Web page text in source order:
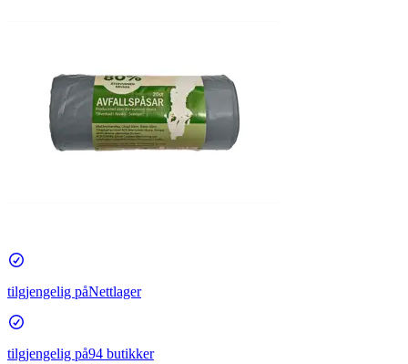
tilgjengelig påNettlager
tilgjengelig på94 butikker